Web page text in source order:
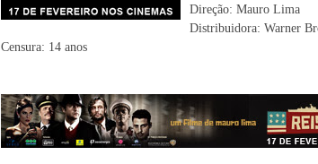
Direção: Mauro Lima
Distribuidora: Warner
Censura: 14 anos